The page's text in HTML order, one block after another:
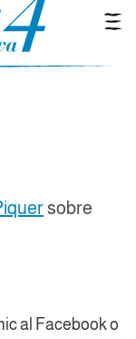
sobre
al Facebook o